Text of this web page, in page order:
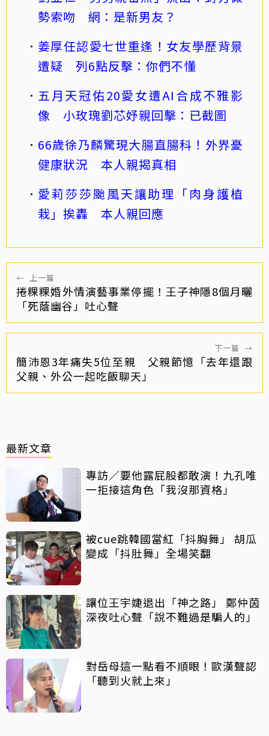
勢索吻 網：是新男友？
姜厚任認愛七世重逢！女友學歷背景
遭疑 列6點反擊：你們不懂
五月天冠佑20愛女遭AI合成不雅影
像 小玫瑰劉芯妤親回擊：已截圖
66歲徐乃麟驚現大腸直腸科！外界憂
健康狀況 本人親揭真相
愛莉莎莎颱風天讓助理「肉身護植
栽」挨轟 本人親回應
← 上一篇
捲粿粿婚外情演藝事業停擺！王子神隱8個月曬
「死蔭幽谷」吐心聲
下一篇 →
簡沛恩3年痛失5位至親 父親節憶「去年還跟
父親、外公一起吃飯聊天」
最新文章
專訪／要他露屁股都敢演！九孔唯
一拒接這角色「我沒那資格」
被cue跳韓國當紅「抖胸舞」 胡瓜
變成「抖肚舞」全場笑翻
讓位王宇婕退出「神之路」 鄭仲茵
深夜吐心聲「說不難過是騙人的」
對岳母這一點看不順眼！歐漢聲認
「聽到火就上來」